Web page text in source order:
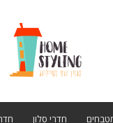
חדרי סלון